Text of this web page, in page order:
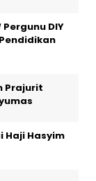
Pergunu DIY
Prajurit
Haji Hasyim